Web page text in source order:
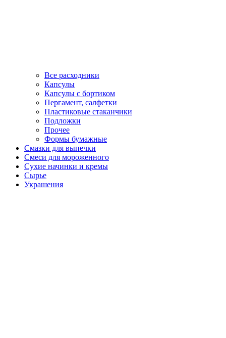
Все расходники
Капсулы
Капсулы с бортиком
Пергамент, салфетки
Пластиковые стаканчики
Подложки
Прочее
Формы бумажные
Смазки для выпечки
Смеси для мороженного
Сухие начинки и кремы
Сырье
Украшения